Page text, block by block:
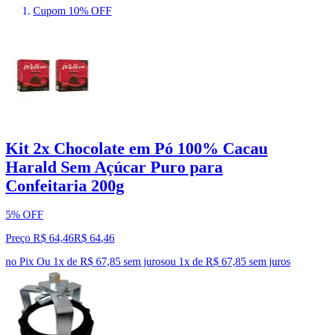
Cupom 10% OFF
Kit 2x Chocolate em Pó 100% Cacau
Harald Sem Açúcar Puro para
Confeitaria 200g
5% OFF
Preço R$ 64,46R$ 64,46
no Pix Ou 1x de R$ 67,85 sem jurosou 1x de R$ 67,85 sem juros